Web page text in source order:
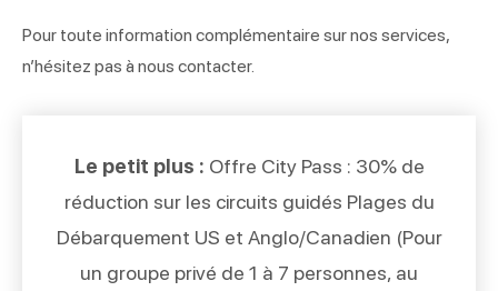
Pour toute information complémentaire sur nos services,
n’hésitez pas à nous contacter.
Le petit plus : Offre City Pass : 30% de
réduction sur les circuits guidés Plages du
Débarquement US et Anglo/Canadien (Pour
un groupe privé de 1 à 7 personnes, au